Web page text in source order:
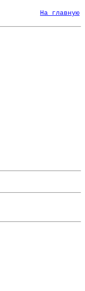
На главную